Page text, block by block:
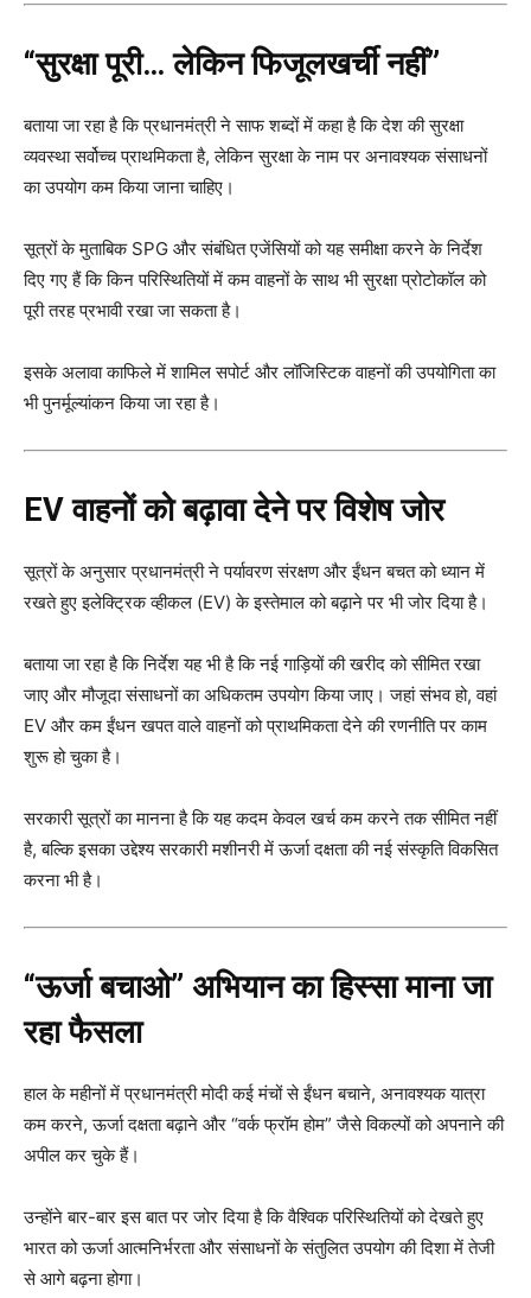
“सुरक्षा पूरी… लेकिन फिजूलखर्ची नहीं”
बताया जा रहा है कि प्रधानमंत्री ने साफ शब्दों में कहा है कि देश की सुरक्षा
व्यवस्था सर्वोच्च प्राथमिकता है, लेकिन सुरक्षा के नाम पर अनावश्यक संसाधनों
का उपयोग कम किया जाना चाहिए।
सूत्रों के मुताबिक SPG और संबंधित एजेंसियों को यह समीक्षा करने के निर्देश
दिए गए हैं कि किन परिस्थितियों में कम वाहनों के साथ भी सुरक्षा प्रोटोकॉल को
पूरी तरह प्रभावी रखा जा सकता है।
इसके अलावा काफिले में शामिल सपोर्ट और लॉजिस्टिक वाहनों की उपयोगिता का
भी पुनर्मूल्यांकन किया जा रहा है।
EV वाहनों को बढ़ावा देने पर विशेष जोर
सूत्रों के अनुसार प्रधानमंत्री ने पर्यावरण संरक्षण और ईंधन बचत को ध्यान में
रखते हुए इलेक्ट्रिक व्हीकल (EV) के इस्तेमाल को बढ़ाने पर भी जोर दिया है।
बताया जा रहा है कि निर्देश यह भी है कि नई गाड़ियों की खरीद को सीमित रखा
जाए और मौजूदा संसाधनों का अधिकतम उपयोग किया जाए। जहां संभव हो, वहां
EV और कम ईंधन खपत वाले वाहनों को प्राथमिकता देने की रणनीति पर काम
शुरू हो चुका है।
सरकारी सूत्रों का मानना है कि यह कदम केवल खर्च कम करने तक सीमित नहीं
है, बल्कि इसका उद्देश्य सरकारी मशीनरी में ऊर्जा दक्षता की नई संस्कृति विकसित
करना भी है।
“ऊर्जा बचाओ” अभियान का हिस्सा माना जा
रहा फैसला
हाल के महीनों में प्रधानमंत्री मोदी कई मंचों से ईंधन बचाने, अनावश्यक यात्रा
कम करने, ऊर्जा दक्षता बढ़ाने और “वर्क फ्रॉम होम” जैसे विकल्पों को अपनाने की
अपील कर चुके हैं।
उन्होंने बार-बार इस बात पर जोर दिया है कि वैश्विक परिस्थितियों को देखते हुए
भारत को ऊर्जा आत्मनिर्भरता और संसाधनों के संतुलित उपयोग की दिशा में तेजी
से आगे बढ़ना होगा।